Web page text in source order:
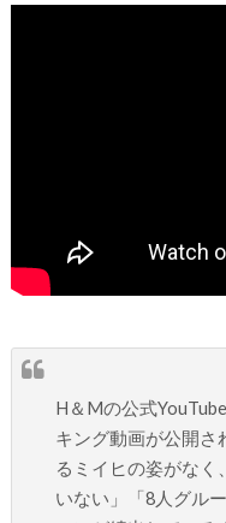
H＆Mの公式
キング動画が公開さ
るミイヒの姿がなく
いない」「8人グル